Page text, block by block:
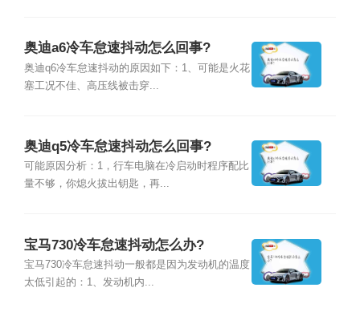
奥迪a6冷车怠速抖动怎么回事?
奥迪q6冷车怠速抖动的原因如下：1、可能是火花
塞工况不佳、高压线被击穿...
奥迪q5冷车怠速抖动怎么回事?
可能原因分析：1，行车电脑在冷启动时程序配比
量不够，你熄火拔出钥匙，再...
宝马730冷车怠速抖动怎么办?
宝马730冷车怠速抖动一般都是因为发动机的温度
太低引起的：1、发动机内...